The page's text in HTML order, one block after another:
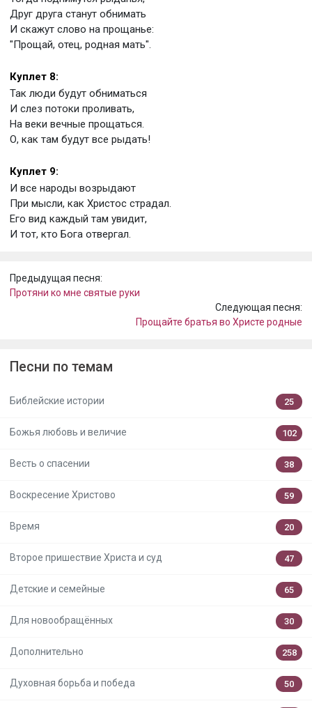
Друг друга станут обнимать
И скажут слово на прощанье:
"Прощай, отец, родная мать".
Куплет 8:
Так люди будут обниматься
И слез потоки проливать,
На веки вечные прощаться.
О, как там будут все рыдать!
Куплет 9:
И все народы возрыдают
При мысли, как Христос страдал.
Его вид каждый там увидит,
И тот, кто Бога отвергал.
Предыдущая песня:
Протяни ко мне святые руки
Следующая песня:
Прощайте братья во Христе родные
Песни по темам
Библейские истории 25
Божья любовь и величие 102
Весть о спасении 38
Воскресение Христово 59
Время 20
Второе пришествие Христа и суд 47
Детские и семейные 65
Для новообращённых 30
Дополнительно 258
Духовная борьба и победа 50